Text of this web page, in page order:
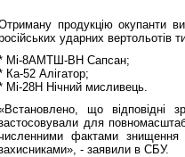
продукцію окупанти
ударних вертольотів
Мі-8АМТШ-ВН Сапсан;
Ка-52 Алігатор;
Мі-28Н Нічний мисливець.
що відповідні
для
фактами
- заявили в СБУ.